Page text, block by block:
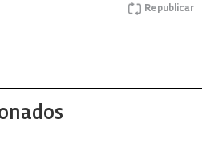
Republicar